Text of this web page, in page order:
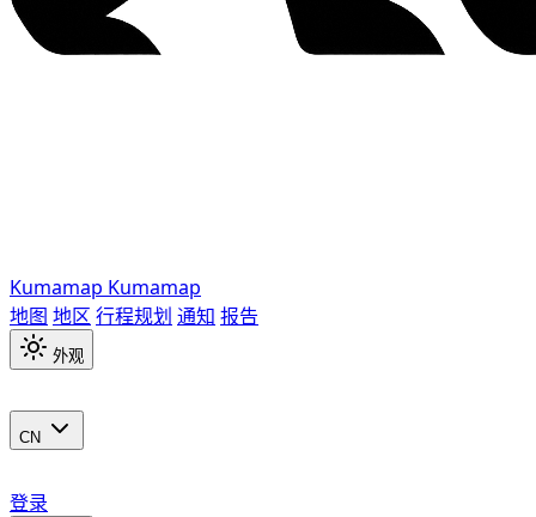
Kumamap Kumamap
地图 地区 行程规划 通知 报告
外观
CN
登录